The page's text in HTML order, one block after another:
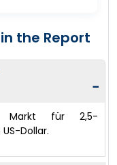
the Report
−
für 2,5-
Dollar.